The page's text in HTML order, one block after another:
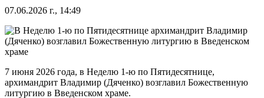
07.06.2026 г., 14:49
7 июня 2026 года, в Неделю 1-ю по Пятидесятнице,
архимандрит Владимир (Дяченко) возглавил Божественную
литургию в Введенском храме.